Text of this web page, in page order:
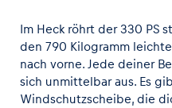
Im Heck röhrt der 330 PS
den 790 Kilogramm
nach vorne. Jede deiner
sich unmittelbar aus. Es
Windschutzscheibe, die